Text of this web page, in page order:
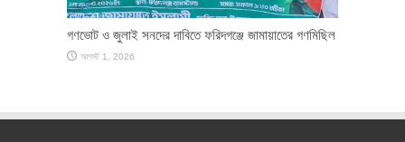
গণভোট ও জুলাই সনদের দাবিতে ফরিদগঞ্জে জামায়াতের গণমিছিল
আগস্ট 1, 2026